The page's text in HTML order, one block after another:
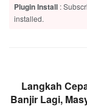
Plugin Install :
installed.
Langkah
Banjir Lagi,